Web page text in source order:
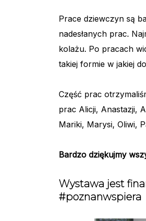
Prace dziewczyn są
nadesłanych prac.
kolażu. Po pracach
takiej formie w jakiej
Część prac
prac Alicji, Anastazji,
Mariki, Marysi, Oliwi,
Bardzo dziękujmy
Wystawa jest
#poznanwspiera